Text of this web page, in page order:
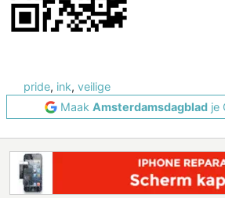
pride, ink, veilige
Maak Amsterdamsdagblad je